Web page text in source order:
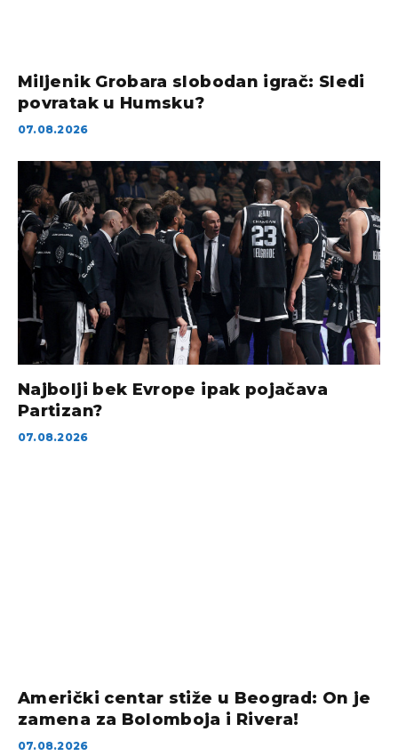
Miljenik Grobara slobodan igrač: Sledi
povratak u Humsku?
07.08.2026
Najbolji bek Evrope ipak pojačava
Partizan?
07.08.2026
Američki centar stiže u Beograd: On je
zamena za Bolomboja i Rivera!
07.08.2026